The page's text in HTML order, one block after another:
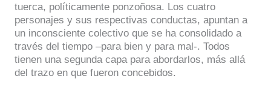
tuerca, políticamente ponzoñosa. Los cuatro
personajes y sus respectivas conductas, apuntan a
un inconsciente colectivo que se ha consolidado a
través del tiempo –para bien y para mal-. Todos
tienen una segunda capa para abordarlos, más allá
del trazo en que fueron concebidos.